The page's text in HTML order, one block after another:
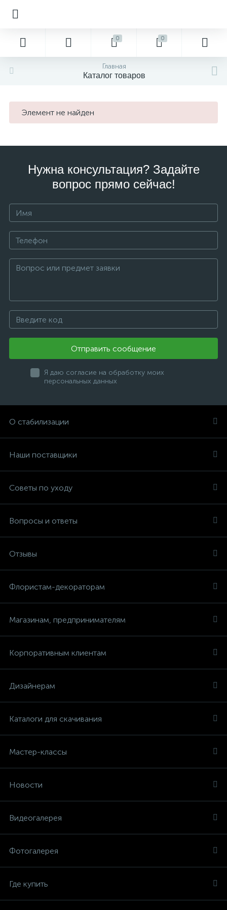
0 0
Главная
Каталог товаров
Элемент не найден
Нужна консультация? Задайте
вопрос прямо сейчас!
Отправить сообщение
Я даю согласие на обработку моих
персональных данных
О стабилизации
Наши поставщики
Советы по уходу
Вопросы и ответы
Отзывы
Флористам-декораторам
Магазинам, предпринимателям
Корпоративным клиентам
Дизайнерам
Каталоги для скачивания
Мастер-классы
Новости
Видеогалерея
Фотогалерея
Где купить